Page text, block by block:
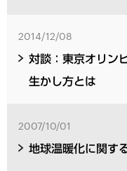
2014/12/08
対談：東京オリン
生かし方とは
2007/10/01
地球温暖化に関す